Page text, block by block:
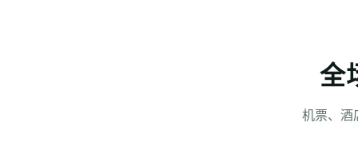
全
机票、酒